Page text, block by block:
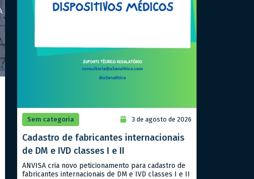
Sem categoria 3 de agosto de 2026
Cadastro de fabricantes internacionais
de DM e IVD classes I e II
ANVISA cria novo peticionamento para cadastro de
fabricantes internacionais de DM e IVD classes I e II